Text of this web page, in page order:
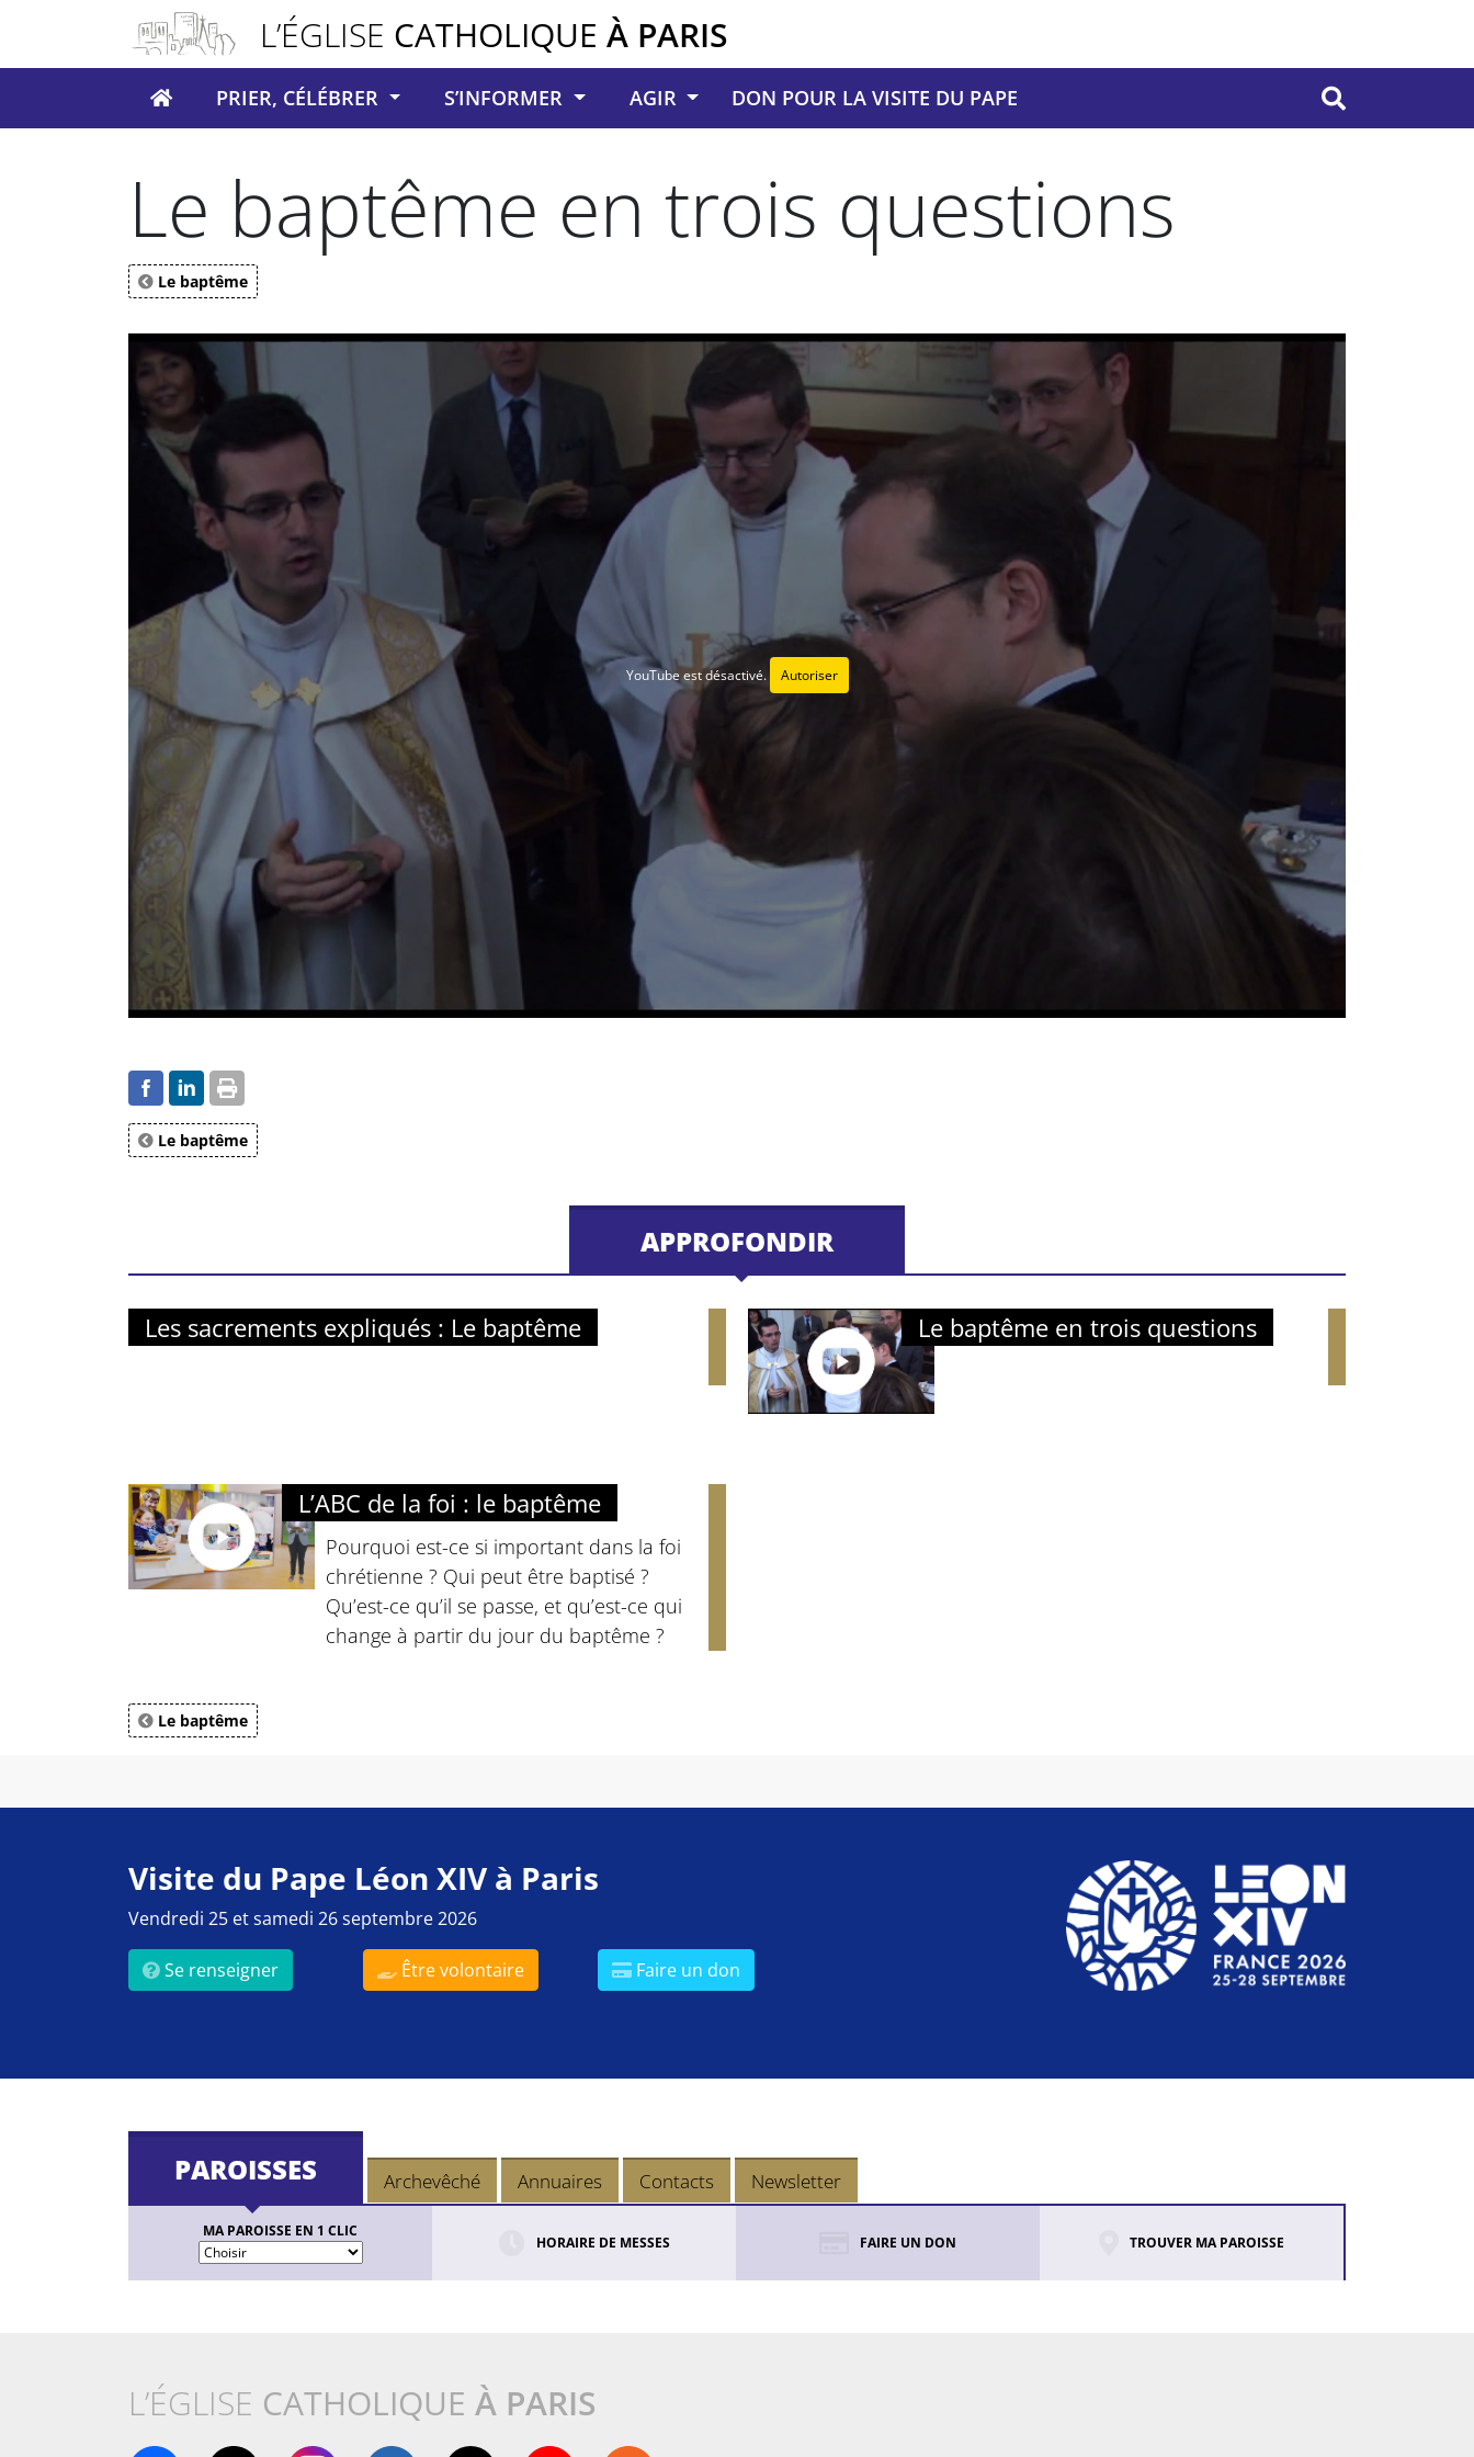
L’ÉGLISE CATHOLIQUE À PARIS
Votre recherche OK
PRIER, CÉLÉBRER S’INFORMER AGIR DON POUR LA VISITE DU PAPE
Le baptême en trois questions
Le baptême
YouTube est désactivé. Autoriser
Le baptême
APPROFONDIR
Les sacrements expliqués : Le baptême Le baptême en trois questions
L’ABC de la foi : le baptême
Pourquoi est-ce si important dans la foi
chrétienne ? Qui peut être baptisé ?
Qu’est-ce qu’il se passe, et qu’est-ce qui
change à partir du jour du baptême ?
Le baptême
Visite du Pape Léon XIV à Paris
Vendredi 25 et samedi 26 septembre 2026
Se renseigner Être volontaire Faire un don
PAROISSES Archevêché Annuaires Contacts Newsletter
MA PAROISSE EN 1 CLIC
HORAIRE DE MESSES FAIRE UN DON TROUVER MA PAROISSE
L’ÉGLISE CATHOLIQUE À PARIS
Panneau de gestion des cookies